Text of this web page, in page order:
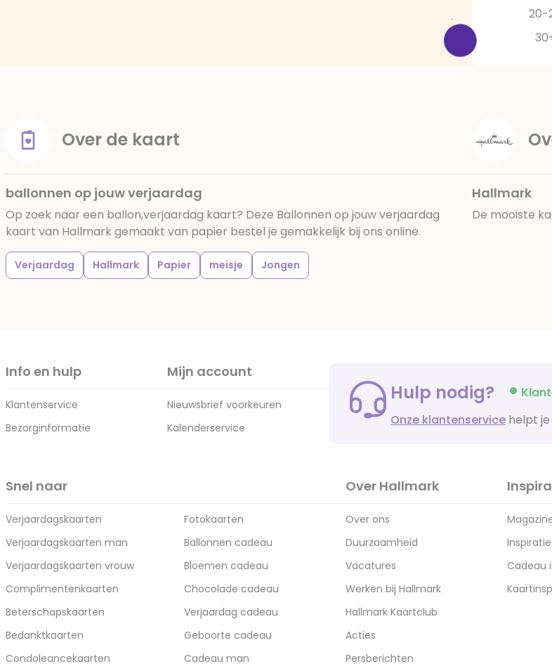
20-
Over de kaart
ballonnen op jouw verjaardag
Op zoek naar een ballon,verjaardag kaart? Deze Ballonnen op jouw verjaardag
kaart van Hallmark gemaakt van papier bestel je gemakkelijk bij ons online.
Verjaardag Hallmark Papier meisje Jongen
Hallmark
De mooiste
Info en hulp
Klantenservice
Bezorginformatie
Mijn account
Nieuwsbrief voorkeuren
Kalenderservice
Hulp nodig?
Onze klantenservice helpt
Snel naar
Verjaardagskaarten
Verjaardagskaarten man
Verjaardagskaarten vrouw
Complimentenkaarten
Beterschapskaarten
Bedanktkaarten
Condoleancekaarten
Fotokaarten
Ballonnen cadeau
Bloemen cadeau
Chocolade cadeau
Verjaardag cadeau
Geboorte cadeau
Cadeau man
Over Hallmark
Over ons
Duurzaamheid
Vacatures
Werken bij Hallmark
Hallmark Kaartclub
Acties
Persberichten
Cadeau